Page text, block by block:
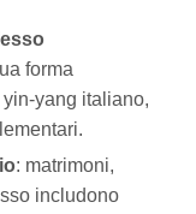
forma
yang italiano,
: matrimoni,
includono